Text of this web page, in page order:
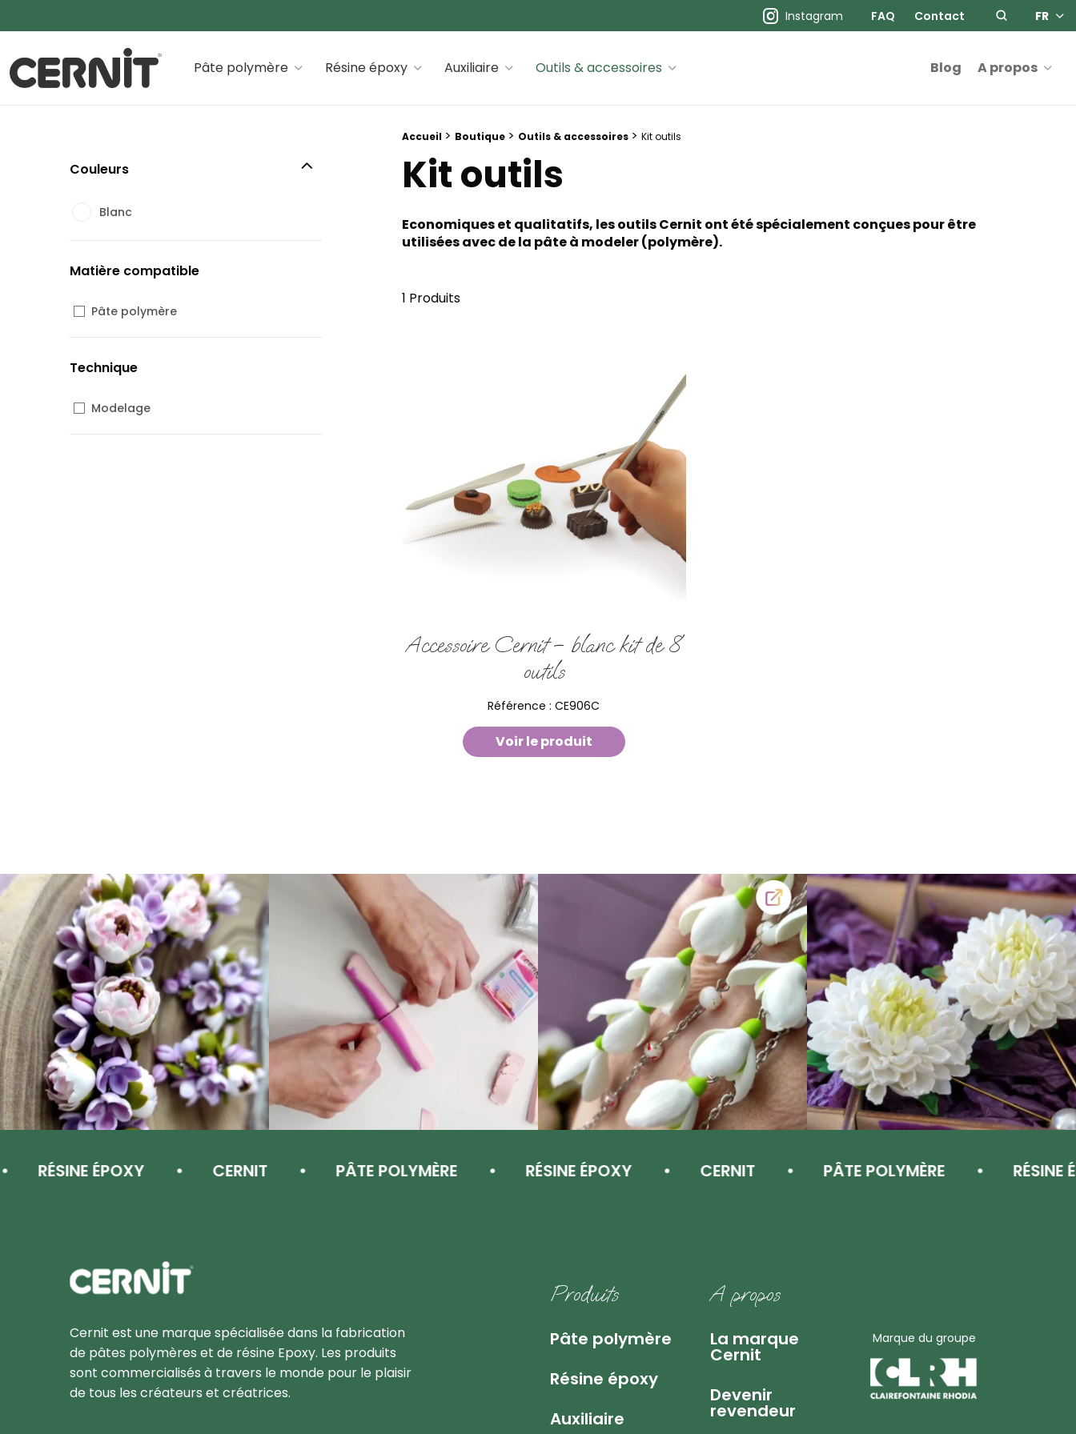
Instagram FAQ Contact FR
Cernit Une qualité haut de gamme pour des créations premiums
Pâte polymère Résine époxy Auxiliaire Outils & accessoires Blog A propos
Fil d'Ariane :
Accueil > Boutique > Outils & accessoires > Kit outils
Kit outils
Economiques et qualitatifs, les outils Cernit ont été spécialement conçues pour être
utilisées avec de la pâte à modeler (polymère).
1 Produits
Accessoire Cernit – blanc kit de 8
outils
Référence :CE906C
Voir le produit
Couleurs
Blanc
Matière compatible
Pâte polymère
Technique
Modelage
RÉSINE ÉPOXY CERNIT PÂTE POLYMÈRE RÉSINE ÉPOXY CERNIT PÂTE POLYMÈRE RÉSINE
Cernit Une qualité haut de gamme pour des créations premiums
Cernit est une marque spécialisée dans la fabrication
de pâtes polymères et de résine Epoxy. Les produits
sont commercialisés à travers le monde pour le plaisir
de tous les créateurs et créatrices.
Produits
Pâte polymère
Résine époxy
Auxiliaire
A propos
La marque
Cernit
Devenir
revendeur
Marque du groupe